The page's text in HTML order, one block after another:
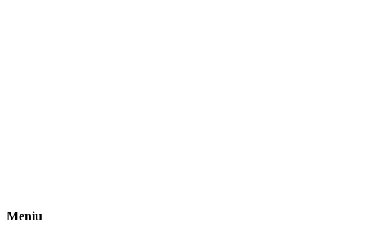
Meniu